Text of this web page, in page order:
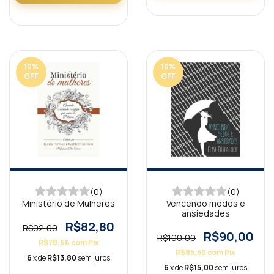
10%
OFF
(0)
Ministério de Mulheres
R$92,00 R$82,80
R$78,66 com Pix
6x deR$13,80 sem juros
10%
OFF
(0)
Vencendo medos e
ansiedades
R$100,00 R$90,00
R$85,50 comPix
6x deR$15,00 sem juros